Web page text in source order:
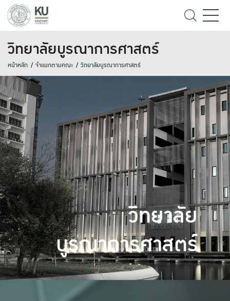
วิทยาลัยบูรณาการศาสตร์
หน้าหลัก จำแนกตามคณะ วิทยาลัยบูรณาการศาสตร์
วิทยาลัย
บูรณาการศาสตร์